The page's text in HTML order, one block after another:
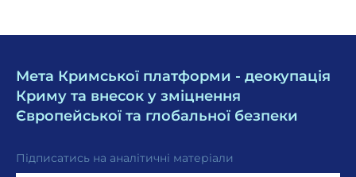
Мета Кримської платформи - деокупація
Криму та внесок у зміцнення
Європейської та глобальної безпеки
Підписатись на аналітичні матеріали